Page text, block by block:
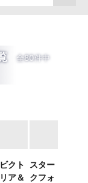
ビクト
リア＆
スター
クフォ